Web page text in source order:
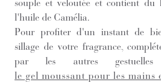
souple et veloutée et contient
l'huile de Camélia.
Pour profiter d'un instant de
sillage de votre fragrance,
par les autres
le gel moussant pour les mains